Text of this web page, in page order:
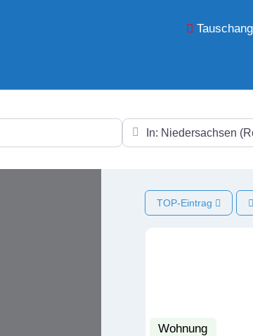
In der Nähe
TOP-Eintrag
Wohnung